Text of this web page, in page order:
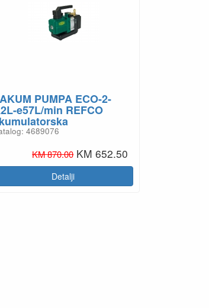
VAKUM PUMPA ECO-2-
A2L-e57L/min REFCO
Detalji